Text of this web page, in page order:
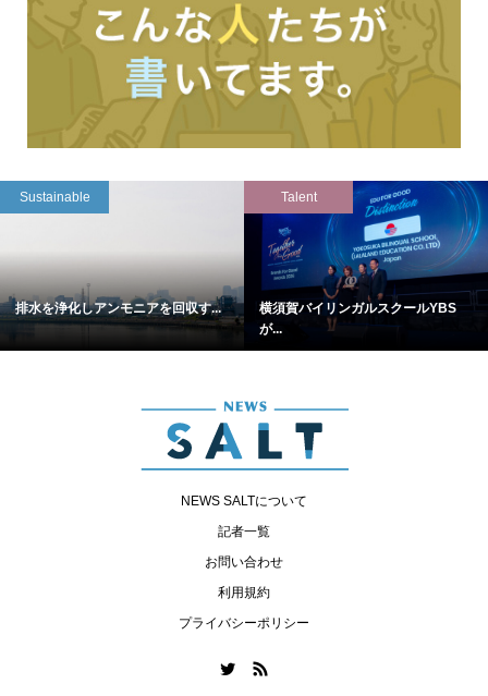
Sustainable
排水を浄化しアンモニアを回収す...
Talent
横須賀バイリンガルスクールYBS
が...
NEWS SALTについて
記者一覧
お問い合わせ
利用規約
プライバシーポリシー